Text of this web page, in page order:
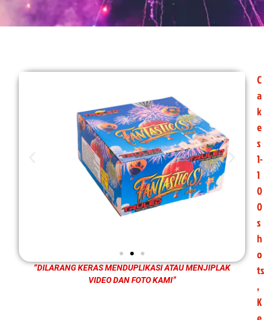
“DILARANG KERAS MENDUPLIKASI ATAU MENJIPLAK
VIDEO DAN FOTO KAMI”
C
a
k
e
s
1-
1
0
0
s
h
o
ts
,
K